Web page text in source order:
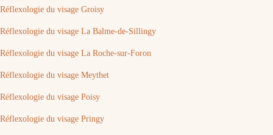
Réflexologie du visage Groisy
Réflexologie du visage La Balme-de-Sillingy
Réflexologie du visage La Roche-sur-Foron
Réflexologie du visage Meythet
Réflexologie du visage Poisy
Réflexologie du visage Pringy